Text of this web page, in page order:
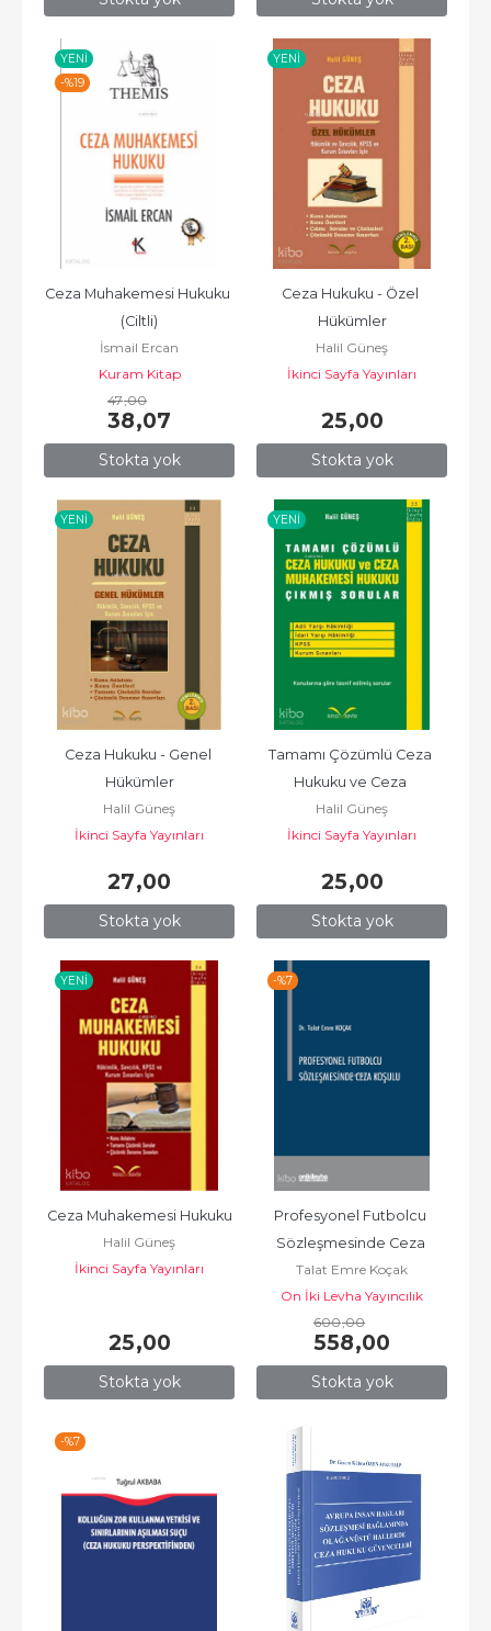
YENI
-%19
Stokta yok
Ceza Muhakemesi Hukuku
(Ciltli)
İsmail Ercan
Kuram Kitap
47,00
38,07
YENI
Stokta yok
Ceza Hukuku - Özel
Hükümler
Halil Güneş
İkinci Sayfa Yayınları
25,00
YENI
Stokta yok
Ceza Hukuku - Genel
Hükümler
Halil Güneş
İkinci Sayfa Yayınları
27,00
YENI
Stokta yok
Tamamı Çözümlü Ceza
Hukuku ve Ceza
Muhakemesi Hukuku
Çıkmış Sorular
Halil Güneş
İkinci Sayfa Yayınları
25,00
YENI
Stokta yok
Ceza Muhakemesi Hukuku
Halil Güneş
İkinci Sayfa Yayınları
25,00
-%7
Stokta yok
Profesyonel Futbolcu
Sözleşmesinde Ceza
Koşulu
Talat Emre Koçak
On İki Levha Yayıncılık
600,00
558,00
-%7